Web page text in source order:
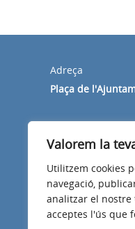
Valorem la
Utilitzem cookies
navegació,
analitzar el nostre
acceptes l'ús que
Adreça
Plaça de
De dilluns a
Avís legal